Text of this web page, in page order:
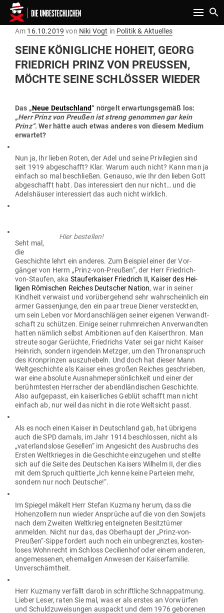
Toggle
Am Gepostet
16.10.2019 von Niki Vogt in Politik & Aktuelles
SEINE KÖNIG­LICHE HOHEIT, GEORG
FRIEDRICH PRINZ VON PREUSSEN, M
ÖCHTE SEINE SCHLÖSSER WIEDER
Das „Neue Deutschland“ nörgelt erwar­tungs­gemäß los:
„Herr Prinz von Preußen ist streng genommen gar kein
Prinz“. Wer hätte auch etwas anderes von diesem Medium
erwartet?
Nun ja, Ihr lieben Roten, der Adel und seine Pri­vi­legien sind
seit 1919 abge­schafft? Klar. Warum auch nicht? Kann man ja
einfach so mal beschließen. Genauso, wie Ihr den lieben Gott
abge­schafft habt. Das inter­es­siert den nur nicht… und die
Adels­häuser inter­es­siert das auch nicht wirklich.
Hier bestellen!
Seht mal,
die
Geschichte lehrt ein anderes. Zum Bei­spiel einer der Vor­
gänger von Herrn „Prinz-von-Preußen“, der Herr Friedrich-
von-Staufen, aka Stauferkaiser Friedrich II, Kaiser des Hei­
ligen Römi­schen Reiches Deut­scher Nation, war in seiner
Kindheit ver­waist und vor­über­gehend sehr wahr­scheinlich ein
armer Gas­sen­junge, den ein paar treue Diener ver­steckten,
um sein Leben vor Mord­an­schlägen seiner eigenen Ver­wandt­
schaft zu schützen. Einige seiner ruhm­reichen Anver­wandten
hatten nämlich selbst Ambi­tionen auf den Kai­ser­thron. Man
streute sogar Gerüchte, Fried­richs Vater sei gar nicht Kaiser
Heinrich, sondern irgendein Metzger, um den Thron­an­spruch
des Kron­prinzen aus­zu­hebeln. Und doch hat dieser Mann
Welt­ge­schichte als Kaiser eines großen Reiches geschrieben,
war eine absolute Aus­nah­me­per­sön­lichkeit und einer der
berühm­testen Herr­scher der abend­län­di­schen Geschichte.
Also auf­ge­passt, ein kai­ser­liches Geblüt schafft man nicht
einfach ab, nur weil das nicht in die rote Welt­sicht passt.
Als es noch einen Kaiser in Deutschland gab, hat übrigens
auch die SPD damals, im Jahr 1914 beschlossen, nicht als
„vater­landslose Gesellen“ im Ange­sicht des Aus­bruchs des
Ersten Welt­krieges in die Geschichte ein­zu­gehen und stellte
sich auf die Seite des Deut­schen Kaisers Wilhelm II, der dies
mit dem Spruch quit­tierte „Ich kenne keine Par­teien mehr,
sondern nur noch Deutsche!“.
Im Spiegel mäkelt Herr Stefan Kuzmany herum, dass die
Hohen­zollern nun wieder Ansprüche auf die von den Sowjets
nach dem Zweiten Welt­krieg ent­eig­neten Besitz­tümer
anmelden. Nicht nur das, das Ober­haupt der „Prinz-von-
Preußen“-Sippe fordert auch noch ein unbe­grenztes, kos­ten­
loses Wohn­recht im Schloss Ceci­li­enhof oder einem anderen,
ange­mes­senen, ehe­ma­ligen Anwesen der Kai­ser­fa­milie.
Unverschämtheit.
Herr Kuzmany ver­fällt darob in schrift­liche Schnapp­atmung.
Lieber Leser, raten Sie mal, was er als erstes an Vor­würfen
und Schuld­zu­wei­sungen aus­packt und dem 1976 gebo­renen